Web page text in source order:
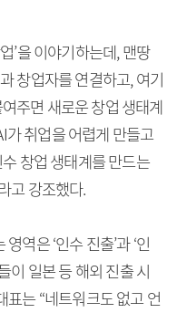
’을 이야기하는데, 맨땅
창업자를 연결하고, 여기
주면 새로운 창업 생태계
가 취업을 어렵게 만들고
창업 생태계를 만드는
고 강조했다.
역은 ‘인수 진출’과 ‘인
이 일본 등 해외 진출 시
는 “네트워크도 없고 언